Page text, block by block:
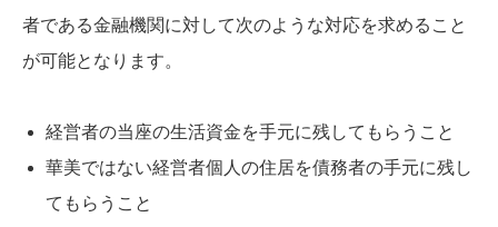
者である金融機関に対して次のような対応を求めること
が可能となります。
経営者の当座の生活資金を手元に残してもらうこと
華美ではない経営者個人の住居を債務者の手元に残し
てもらうこと